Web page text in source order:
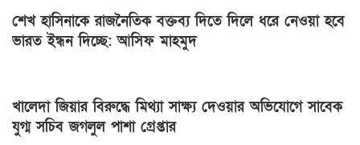
শেখ হাসিনাকে রাজনৈতিক বক্তব্য দিতে দিলে ধরে নেওয়া হবে
ভারত ইন্ধন দিচ্ছে: আসিফ মাহমুদ
খালেদা জিয়ার বিরুদ্ধে মিথ্যা সাক্ষ্য দেওয়ার অভিযোগে সাবেক
যুগ্ম সচিব জগলুল পাশা গ্রেপ্তার